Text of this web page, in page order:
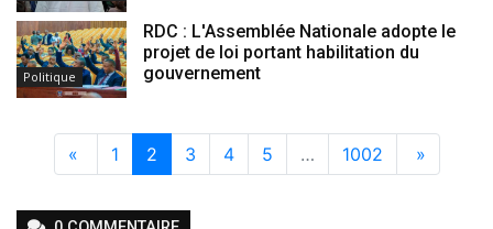
Politique
RDC : L'Assemblée Nationale adopte le
projet de loi portant habilitation du
gouvernement
« 1 2 3 4 5 … 1002 »